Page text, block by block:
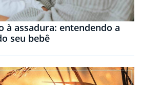
à assadura: entendendo a
seu bebê